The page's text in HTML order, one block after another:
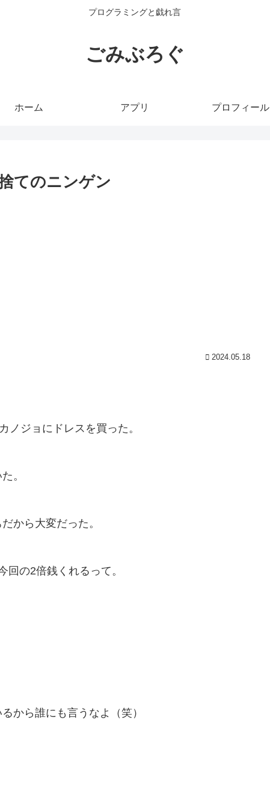
プログラミングと戯れ言
ごみぶろぐ
ホーム アプリ プロフィール
てのニンゲン
2024.05.18
ノジョにドレスを買った。
。
から大変だった。
の2倍銭くれるって。
から誰にも言うなよ（笑）